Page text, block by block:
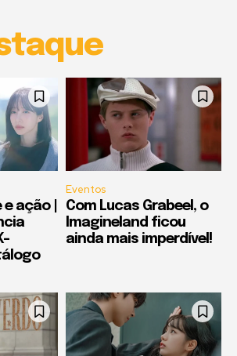
ação |
Eventos
Com Lucas Grabeel, o
Imagineland ficou
ainda mais imperdível!